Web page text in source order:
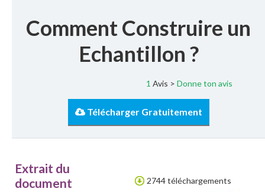
Comment Construire un
Echantillon ?
1 Avis > Donne ton avis
Télécharger Gratuitement
2744 téléchargements
Extrait du
document